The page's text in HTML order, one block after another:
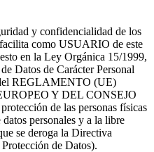
y confidencialidad de los
como USUARIO de este
en la Ley Orgánica 15/1999,
Datos de Carácter Personal
REGLAMENTO (UE)
Y DEL CONSEJO
de las personas físicas
personales y a la libre
se deroga la Directiva
de Datos).